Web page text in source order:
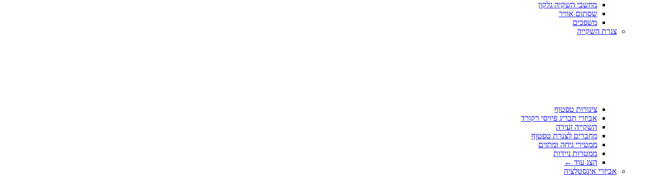
מחשבי השקיה גלקון
שסתום אוויר
משפכים
צנרת השקייה
צינורות טפטוף
אביזרי תבריג פיויסי רקורד
השקייה זעירה
מחברים לצנרת טפטוף
ממטירי גיחה ומתזים
ממטרות ניידות
הצג עוד ←
אביזרי אינסטלציה